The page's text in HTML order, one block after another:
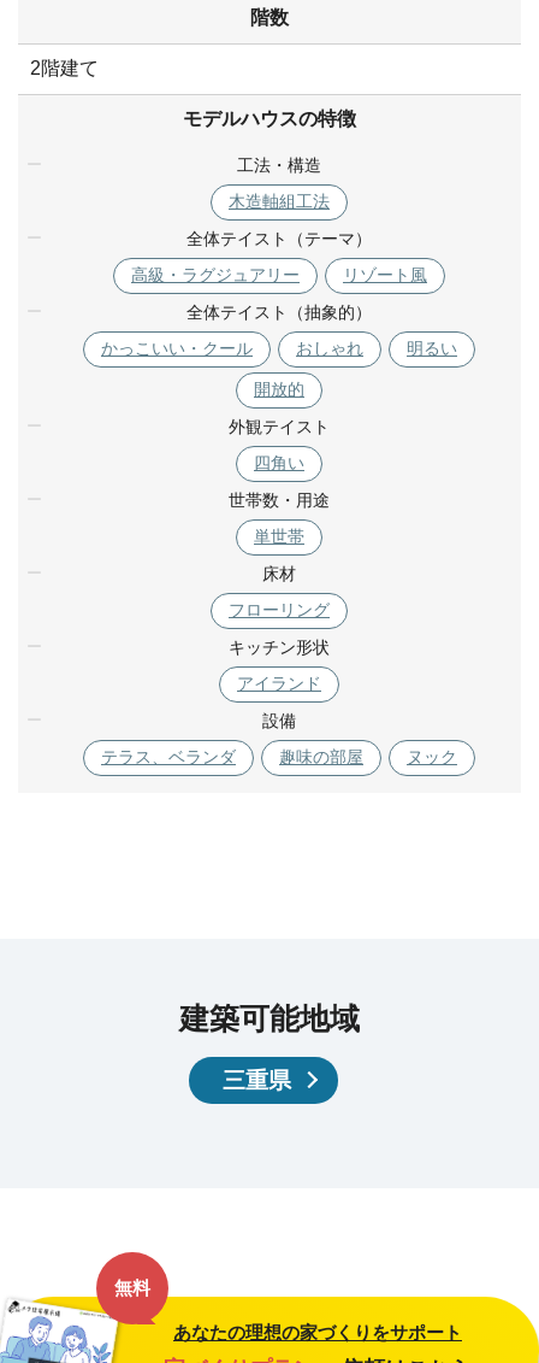
階数
2階建て
モデルハウスの特徴
工法・構造
木造軸組工法
全体テイスト（テーマ）
高級・ラグジュアリー
リゾート風
全体テイスト（抽象的）
かっこいい・クール
おしゃれ 明るい
開放的
外観テイスト
四角い
世帯数・用途
単世帯
床材
フローリング
キッチン形状
アイランド
設備
テラス、ベランダ
趣味の部屋 ヌック
建築可能地域
三重県
無料
あなたの理想の家づくりをサポート